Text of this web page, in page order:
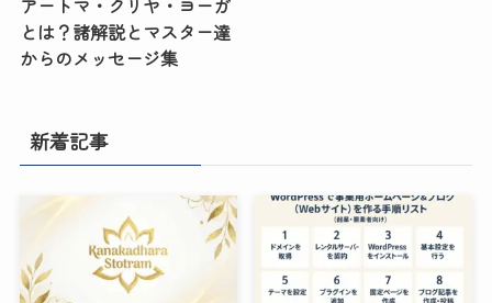
アートマ・クリヤ・ヨーガ
とは？諸解説とマスター達
からのメッセージ集
新着記事